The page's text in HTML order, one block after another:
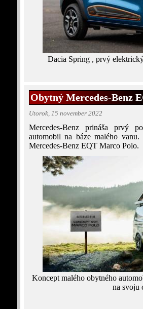
Dacia Spring , prvý
Obytný Mercedes-Benz
Utorok, 15 november 2022
Mercedes-Benz prináša prvý
automobil na báze malého
Mercedes-Benz EQT Marco Polo.
Koncept malého obytného
na svoju